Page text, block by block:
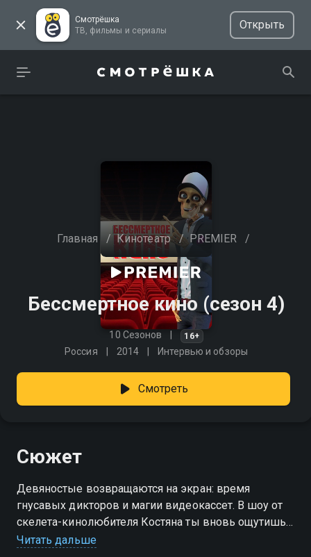
Смотрёшка
ТВ, фильмы и сериалы
Открыть
Главная / Кинотеатр / PREMIER /
Бессмертное кино (сезон 4)
10 Сезонов 16+
Россия 2014 Интервью и обзоры
Смотреть
Сюжет
Девяностые возвращаются на экран: время
гнусавых дикторов и магии видеокассет. В шоу от
скелета-кинолюбителя Костяна ты вновь ощутишь
весь дух той эпохи — от шумов ленты до первых
Читать дальше